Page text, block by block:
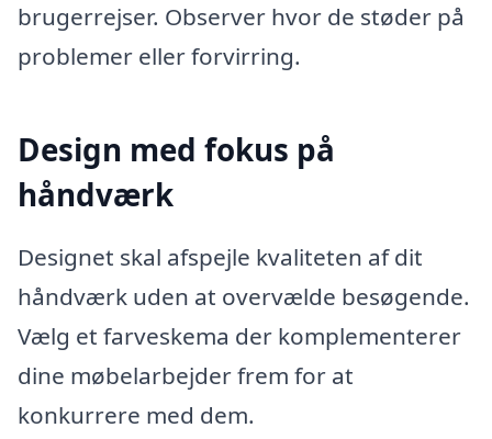
brugerrejser. Observer hvor de støder på
problemer eller forvirring.
Design med fokus på
håndværk
Designet skal afspejle kvaliteten af dit
håndværk uden at overvælde besøgende.
Vælg et farveskema der komplementerer
dine møbelarbejder frem for at
konkurrere med dem.